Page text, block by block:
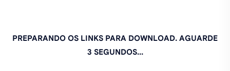
PREPARANDO OS LINKS PARA DOWNLOAD. AGUARDE
2 SEGUNDOS...